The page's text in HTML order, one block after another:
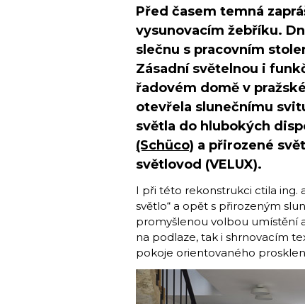
Před časem temná
vysunovacím žebříku.
slečnu s pracovním
Zásadní světelnou i
řadovém domě v
otevřela slunečnímu
světla do hlubokých
(Schüco) a přirozené
světlovod (VELUX).
I při této rekonstrukci ctila ing.
světlo“ a opět s přirozeným
promyšlenou volbou umístění
na podlaze, tak i shrnovacím
pokoje orientovaného